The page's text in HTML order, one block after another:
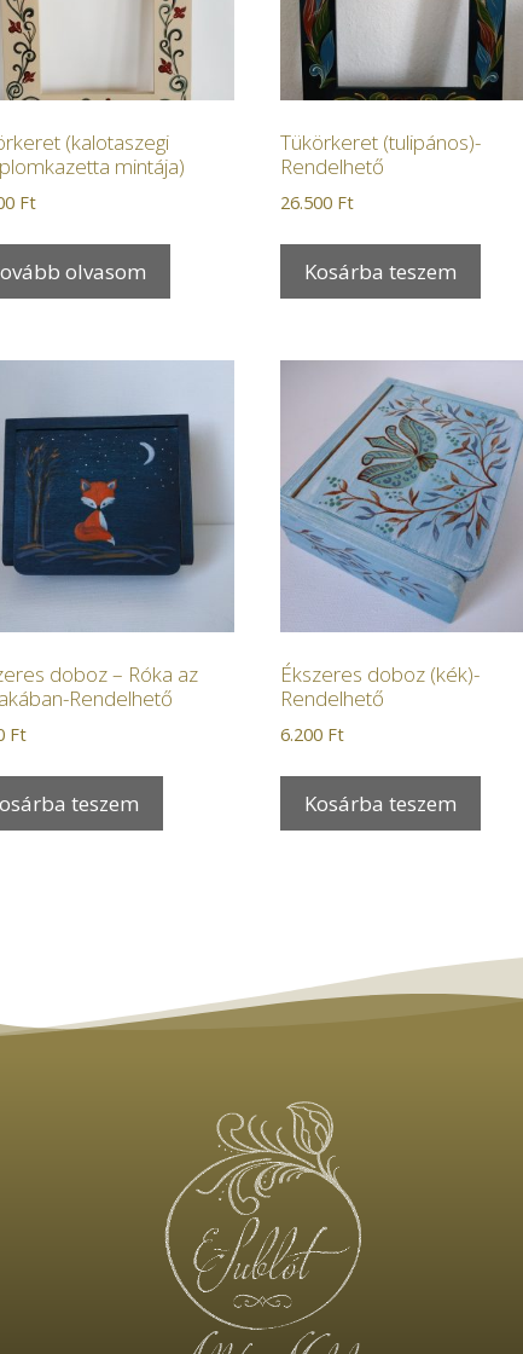
(kalotaszegi
mintája)
Ft
olvasom
Tükörkeret (tulipános)-
Rendelhető
26.500 Ft
Kosárba teszem
doboz – Róka az
Rendelhető
Ft
teszem
Ékszeres doboz (kék)-
Rendelhető
6.200 Ft
Kosárba teszem